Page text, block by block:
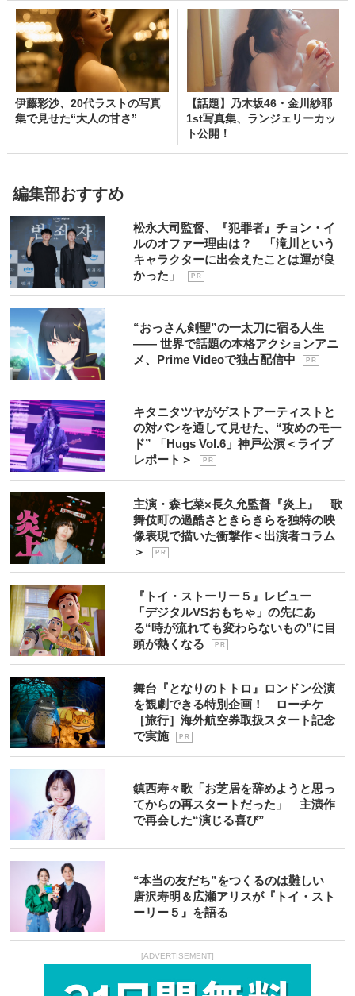
伊藤彩沙、20代ラストの写真
集で見せた“大人の甘さ”
【話題】乃木坂46・金川紗耶
1st写真集、ランジェリーカッ
ト公開！
編集部おすすめ
松永大司監督、『犯罪者』チョン・イ
ルのオファー理由は？ 「滝川という
キャラクターに出会えたことは運が良
かった」
P R
“おっさん剣聖”の一太刀に宿る人生
―― 世界で話題の本格アクションアニ
メ、Prime Videoで独占配信中
P R
キタニタツヤがゲストアーティストと
の対バンを通して見せた、“攻めのモー
ド” 「Hugs Vol.6」神戸公演＜ライブ
レポート＞
P R
主演・森七菜×長久允監督『炎上』 歌
舞伎町の過酷さときらきらを独特の映
像表現で描いた衝撃作＜出演者コラム
＞
P R
『トイ・ストーリー５』レビュー
「デジタルVSおもちゃ」の先にあ
る“時が流れても変わらないもの”に目
頭が熱くなる
P R
舞台『となりのトトロ』ロンドン公演
を観劇できる特別企画！ ローチケ
［旅行］海外航空券取扱スタート記念
で実施
P R
鎮西寿々歌「お芝居を辞めようと思っ
てからの再スタートだった」 主演作
で再会した“演じる喜び”
“本当の友だち”をつくるのは難しい
唐沢寿明＆広瀬アリスが『トイ・スト
ーリー５』を語る
[ADVERTISEMENT]